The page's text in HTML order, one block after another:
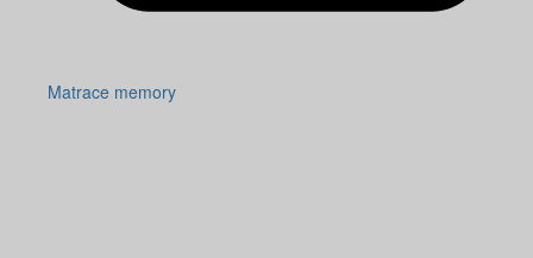
Matrace memory